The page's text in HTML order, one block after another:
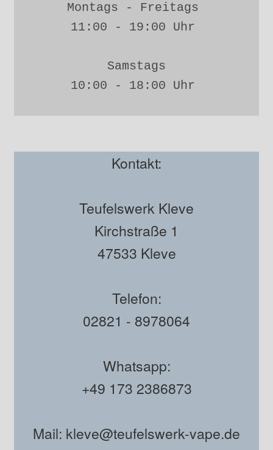
Montags - Freitags
11:00 - 19:00 Uhr
Samstags
10:00 - 18:00 Uhr
Kontakt:
Teufelswerk Kleve
Kirchstraße 1
47533 Kleve
Telefon:
02821 - 8978064
Whatsapp:
+49 173 2386873
Mail: kleve@teufelswerk-vape.de